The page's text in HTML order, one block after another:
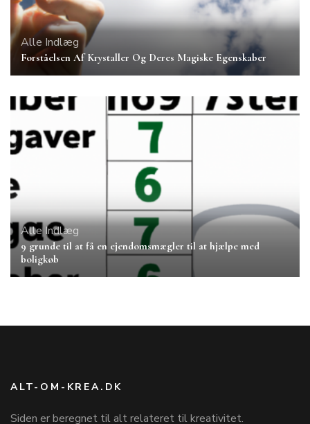
Alle Indlæg
Forståelsen Af Krystaller Og Deres Magiske Egenskaber
Alle Indlæg
9 grunde til at få en ejendomsmægler til at hjælpe med
boligkøb
ALT-OM-KREA.DK
Siden er beregnet til alt relateret til kreativitet.